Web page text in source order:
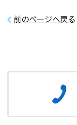
前のページへ戻る